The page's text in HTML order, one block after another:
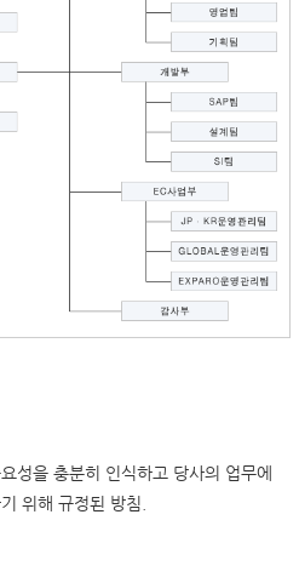
성을 충분히 인식하고 당사의 업무에
위해 규정된 방침.